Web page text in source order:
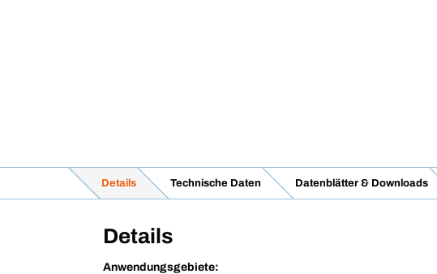
Details Technische Daten Datenblätter & Downloads
Details
Anwendungsgebiete: